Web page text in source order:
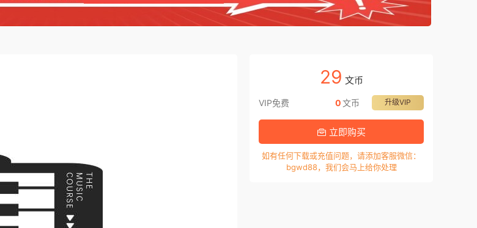
29 文币
VIP免费 升级VIP
0文币
立即购买
如有任何下载或充值问题，请添加客服微信：
bgwd88，我们会马上给你处理